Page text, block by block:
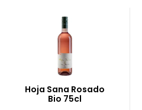
Hoja Sana Rosado
Bio 75cl